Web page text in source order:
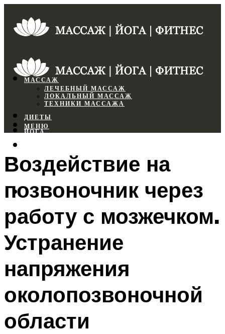
МАССАЖ
ЛЕЧЕБНЫЙ МАССАЖ
ЛОКАЛЬНЫЙ МАССАЖ
ТЕХНИКИ МАССАЖА
ДИЕТЫ
ЙОГА
ФИТНЕС
МЕНЮ
МЕНЮ
Воздействие на
позвоночник через
работу с мозжечком.
Устранение
напряжения
околопозвоночной
области